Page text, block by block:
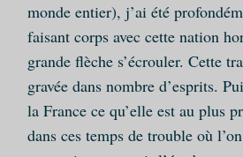
monde entier), j’ai été
faisant corps avec cette nation
grande flèche s’écrouler. Cette
gravée dans nombre d’esprits.
la France ce qu’elle est au plus
dans ces temps de trouble où